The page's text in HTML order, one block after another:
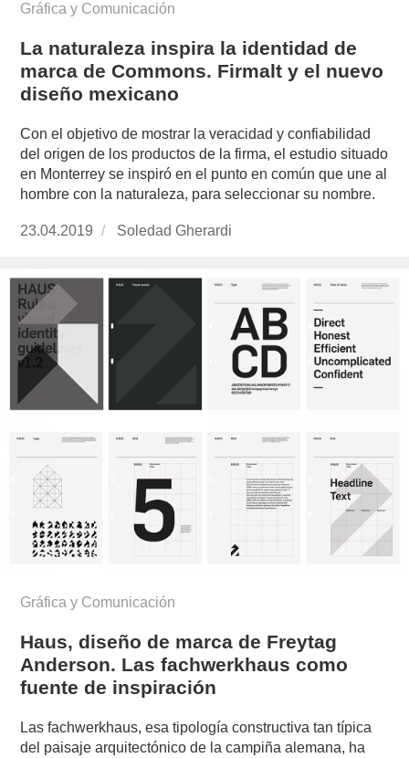
Gráfica y Comunicación
La naturaleza inspira la identidad de
marca de Commons. Firmalt y el nuevo
diseño mexicano
Con el objetivo de mostrar la veracidad y confiabilidad
del origen de los productos de la firma, el estudio situado
en Monterrey se inspiró en el punto en común que une al
hombre con la naturaleza, para seleccionar su nombre.
Publicado
23.04.2019
https://www.experimenta.es/author/soledad-
Soledad Gherardi
Gráfica y Comunicación
Haus, diseño de marca de Freytag
Anderson. Las fachwerkhaus como
fuente de inspiración
Las fachwerkhaus, esa tipología constructiva tan típica
del paisaje arquitectónico de la campiña alemana, ha